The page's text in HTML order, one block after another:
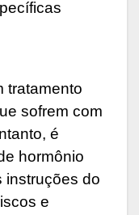
tratamento
sofrem com
é
hormônio
instruções do
e